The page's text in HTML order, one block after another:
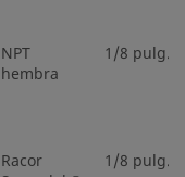
NPT
hembra
1/8 pulg.
Racor
1/8 pulg.